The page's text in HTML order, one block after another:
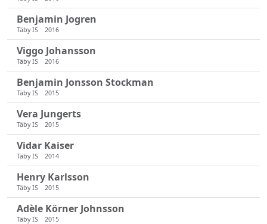
Benjamin Jogren
Täby IS 2016
Viggo Johansson
Täby IS 2016
Benjamin Jonsson Stockman
Täby IS 2015
Vera Jungerts
Täby IS 2015
Vidar Kaiser
Täby IS 2014
Henry Karlsson
Täby IS 2015
Adèle Körner Johnsson
Täby IS 2015